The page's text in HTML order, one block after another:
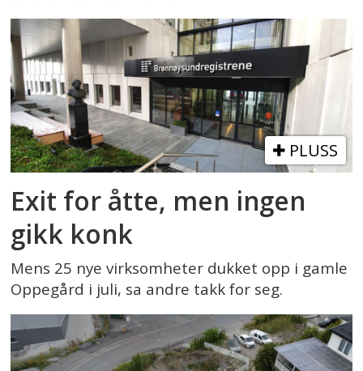
PLUSS
Exit for åtte, men ingen
gikk konk
Mens 25 nye virksomheter dukket opp i gamle
Oppegård i juli, sa andre takk for seg.